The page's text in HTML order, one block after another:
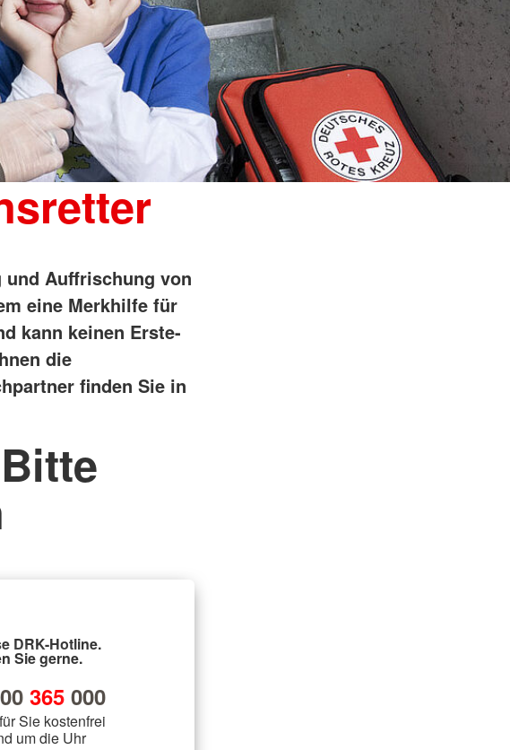
Auffrischung von
eine Merkhilfe für
kann keinen Erste-
die
finden Sie in
DRK-Hotline.
Sie gerne.
365000
Sie kostenfrei
um die Uhr